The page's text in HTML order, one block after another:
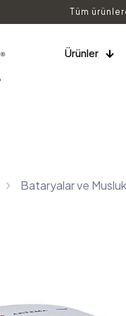
3000
Ürünler
Bataryalar ve